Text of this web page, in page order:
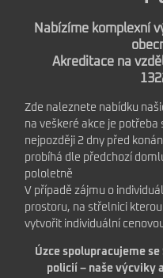
Nabízíme komplexní
Akreditace na
Zde naleznete nabídku
na veškeré akce je
nejpozději 2 dny před
probíhá dle předchozí
pololetně
V případě zájmu o
prostoru, na střelnici
vytvořit individuální
Úzce spolupracujeme
policií – naše výcviky